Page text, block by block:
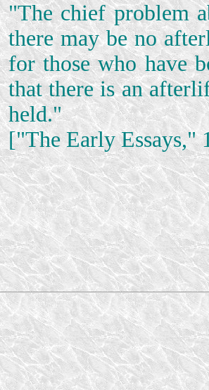
"The chief problem
there may be no
for those who have
that there is an
held."
["The Early Essays,"